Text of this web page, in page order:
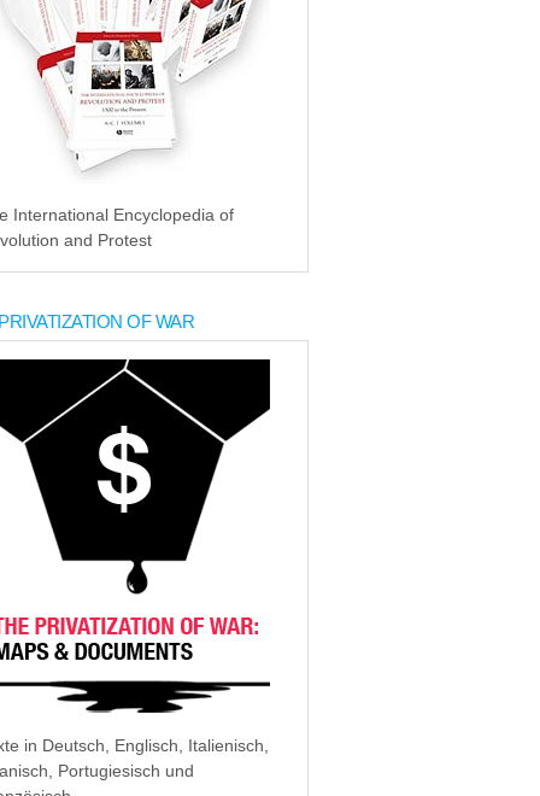
International Encyclopedia of
and Protest
OF WAR
in Deutsch, Englisch, Italienisch,
Portugiesisch und